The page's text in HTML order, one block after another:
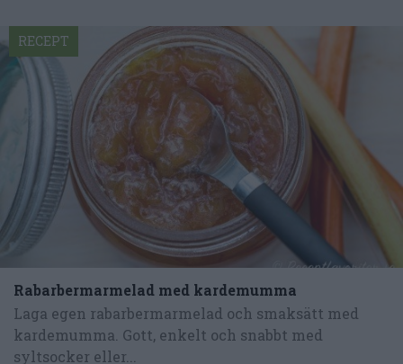
Rabarbermarmelad med kardemumma
Laga egen rabarbermarmelad och smaksätt med
kardemumma. Gott, enkelt och snabbt med
syltsocker eller...
RECEPT